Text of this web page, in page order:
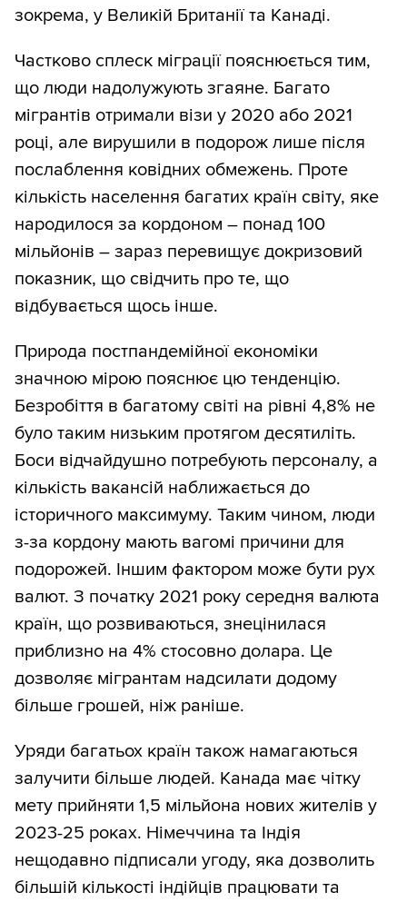
зокрема, у Великій Британії та Канаді.
Частково сплеск міграції пояснюється тим,
що люди надолужують згаяне. Багато
мігрантів отримали візи у 2020 або 2021
році, але вирушили в подорож лише після
послаблення ковідних обмежень. Проте
кількість населення багатих країн світу, яке
народилося за кордоном – понад 100
мільйонів – зараз перевищує докризовий
показник, що свідчить про те, що
відбувається щось інше.
Природа постпандемійної економіки
значною мірою пояснює цю тенденцію.
Безробіття в багатому світі на рівні 4,8% не
було таким низьким протягом десятиліть.
Боси відчайдушно потребують персоналу, а
кількість вакансій наближається до
історичного максимуму. Таким чином, люди
з-за кордону мають вагомі причини для
подорожей. Іншим фактором може бути рух
валют. З початку 2021 року середня валюта
країн, що розвиваються, знецінилася
приблизно на 4% стосовно долара. Це
дозволяє мігрантам надсилати додому
більше грошей, ніж раніше.
Уряди багатьох країн також намагаються
залучити більше людей. Канада має чітку
мету прийняти 1,5 мільйона нових жителів у
2023-25 роках. Німеччина та Індія
нещодавно підписали угоду, яка дозволить
більшій кількості індійців працювати та